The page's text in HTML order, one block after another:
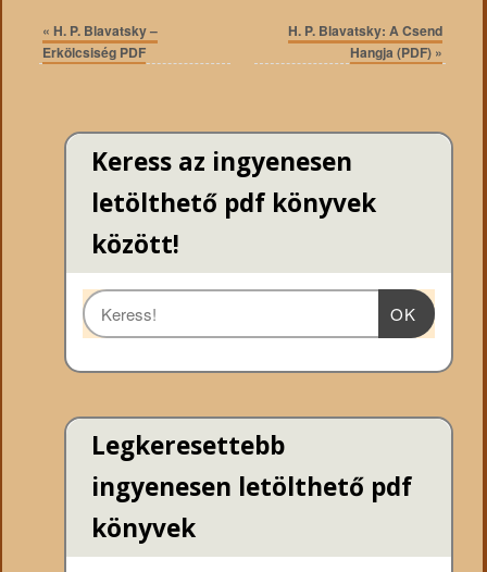
« H. P. Blavatsky –
Erkölcsiség PDF
H. P. Blavatsky: A Csend
Hangja (PDF) »
Keress az ingyenesen
letölthető pdf könyvek
között!
OK
Legkeresettebb
ingyenesen letölthető pdf
könyvek